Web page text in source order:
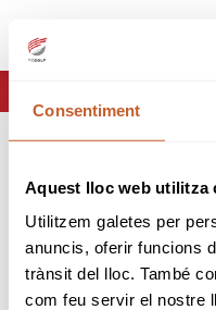
Consentiment
Aquest lloc web utilitza
Utilitzem galetes per
anuncis, oferir funcions
trànsit del lloc. També
com feu servir el nostre
Página
Lo sentimos pero la
existe